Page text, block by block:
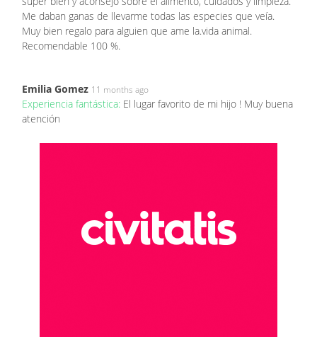
Me daban ganas de llevarme todas las especies que veía.
Muy bien regalo para alguien que ame la.vida animal.
Recomendable 100 %.
Emilia Gomez 11 months ago
Experiencia fantástica: El lugar favorito de mi hijo ! Muy buena
atención